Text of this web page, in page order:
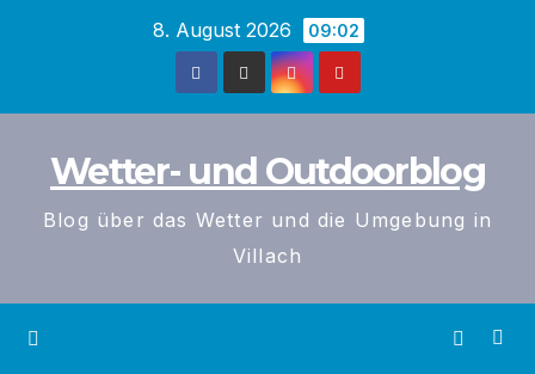
8. August 2026 09:02
Wetter- und Outdoorblog
Blog über das Wetter und die Umgebung in
Villach